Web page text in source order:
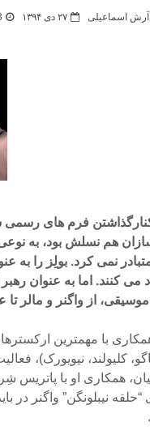
آرش اسماعیلی ۲۷ دی ۱۳۹۴ 3
کنارگذاشتن فرم های
هم نسلش بود، به
نمی کرد. بولِز را
موسیقی، از واگنر و مالر
همکاری با مهمترین
کلیولند، نیویورک)،